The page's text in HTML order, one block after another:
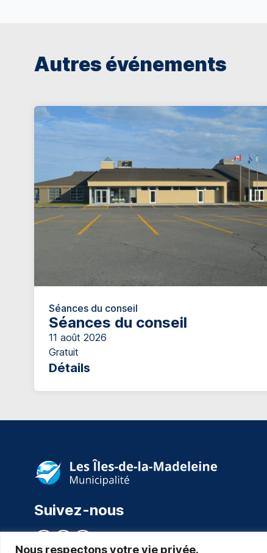
Nous respectons votre vie privée.
Autres événements
Séances du conseil
Séances du conseil
11 août 2026
Gratuit
Détails
Suivez-nous